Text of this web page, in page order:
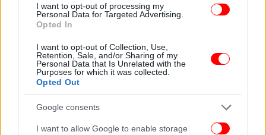
I want to opt-out of processing my
Personal Data for Targeted Advertising.
Opted In
I want to opt-out of Collection, Use,
Retention, Sale, and/or Sharing of my
Personal Data that Is Unrelated with the
Purposes for which it was collected.
Opted Out
Google consents
I want to allow Google to enable storage
ΑΛΕΞΗ ΤΣΙΠΡΑ
ΕΦΗ ΑΧΤΣΙΌΓΛΟΥ